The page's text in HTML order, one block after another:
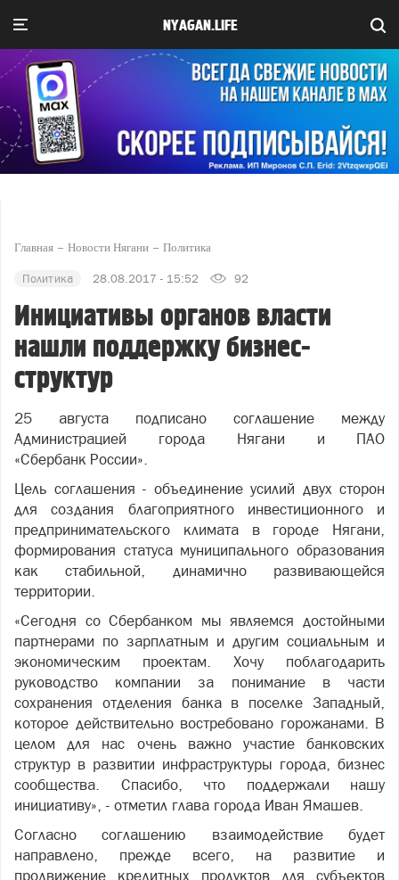
NYAGAN.LIFE
Главная Новости Нягани Политика
Политика 28.08.2017 - 15:52 92
Инициативы органов власти
нашли поддержку бизнес-
структур
25 августа подписано соглашение между
Администрацией города Нягани и ПАО
«Сбербанк России».
Цель соглашения - объединение усилий двух сторон
для создания благоприятного инвестиционного и
предпринимательского климата в городе Нягани,
формирования статуса муниципального образования
как стабильной, динамично развивающейся
территории.
«Сегодня со Сбербанком мы являемся достойными
партнерами по зарплатным и другим социальным и
экономическим проектам. Хочу поблагодарить
руководство компании за понимание в части
сохранения отделения банка в поселке Западный,
которое действительно востребовано горожанами. В
целом для нас очень важно участие банковских
структур в развитии инфраструктуры города, бизнес
сообщества. Спасибо, что поддержали нашу
инициативу», - отметил глава города Иван Ямашев.
Согласно соглашению взаимодействие будет
направлено, прежде всего, на развитие и
продвижение кредитных продуктов для субъектов